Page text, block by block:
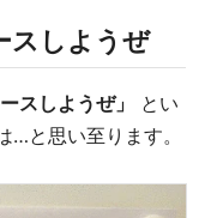
スしようぜ
スしようぜ」
とい
…と思い至ります。